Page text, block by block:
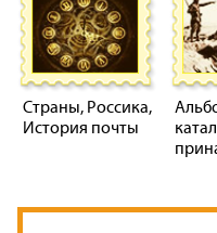
Страны, Россика,
История почты